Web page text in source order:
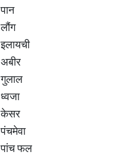
पान
लौंग
इलायची
अबीर
गुलाल
ध्वजा
केसर
पंचमेवा
पांच फल